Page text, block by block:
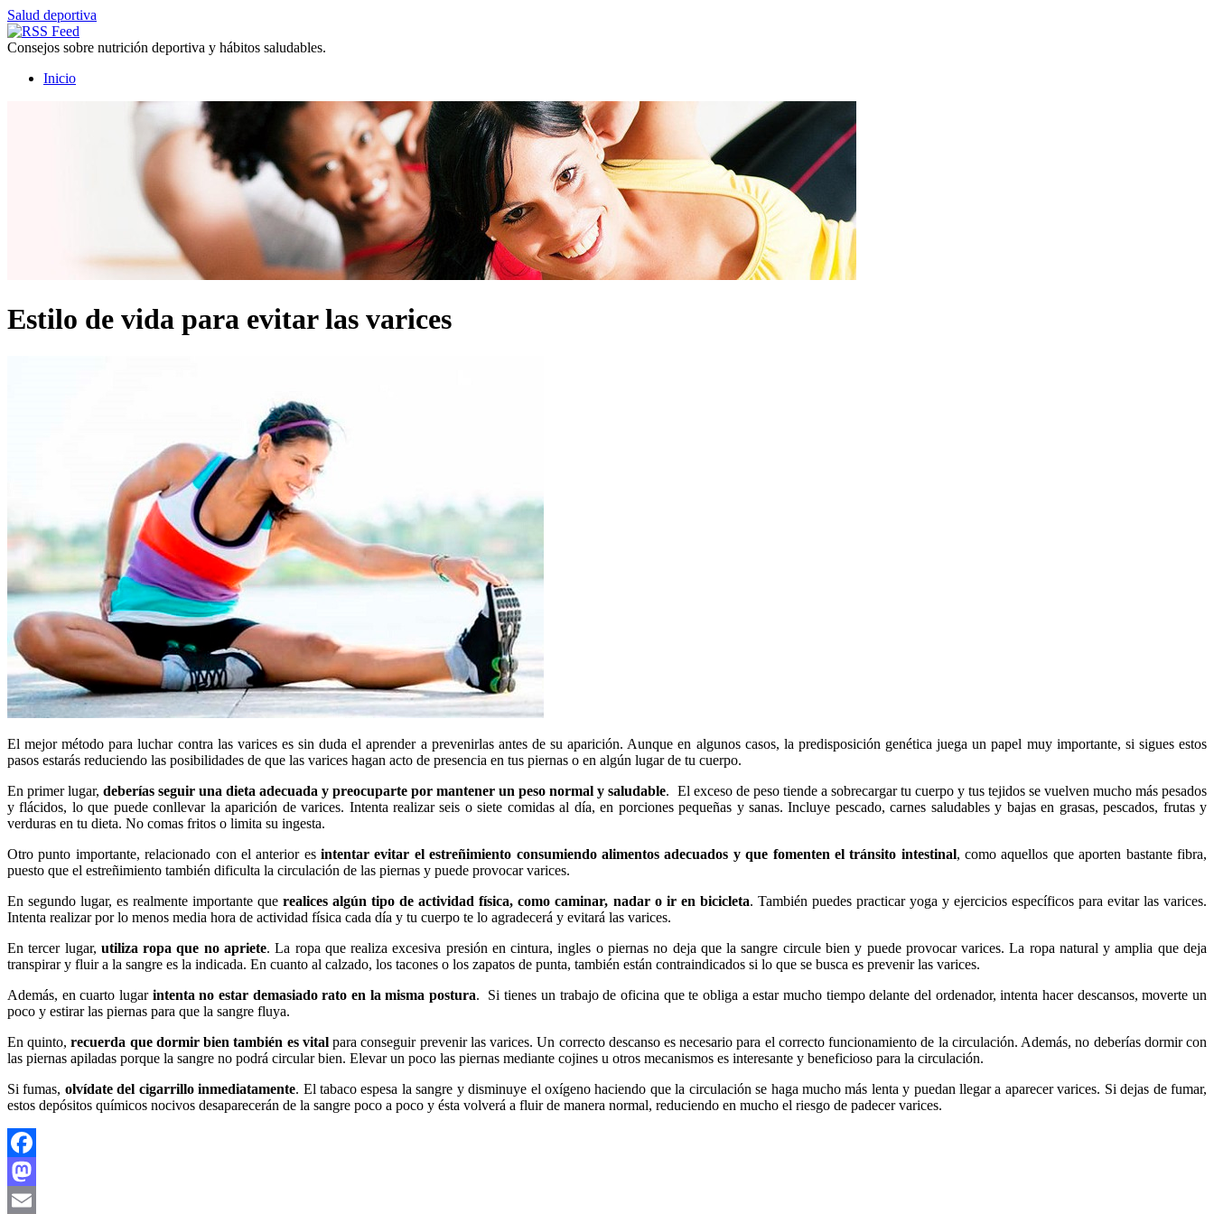
Salud deportiva
Consejos sobre nutrición deportiva y hábitos saludables.
Inicio
Estilo de vida para evitar las varices
El mejor método para luchar contra las varices es sin duda el aprender a prevenirlas antes de su aparición. Aunque en algunos casos, la predisposición genética juega un papel muy importante, si sigues estos
pasos estarás reduciendo las posibilidades de que las varices hagan acto de presencia en tus piernas o en algún lugar de tu cuerpo.
En primer lugar,deberías seguir una dieta adecuada y preocuparte por mantener un peso normal y saludable. El exceso de peso tiende a sobrecargar tu cuerpo y tus tejidos se vuelven mucho más pesados
y flácidos, lo que puede conllevar la aparición de varices. Intenta realizar seis o siete comidas al día, en porciones pequeñas y sanas. Incluye pescado, carnes saludables y bajas en grasas, pescados, frutas y
verduras en tu dieta. No comas fritos o limita su ingesta.
Otro punto importante, relacionado con el anterior esintentar evitar el estreñimiento consumiendo alimentos adecuados y que fomenten el tránsito intestinal, como aquellos que aporten bastante fibra,
puesto que el estreñimiento también dificulta la circulación de las piernas y puede provocar varices.
En segundo lugar, es realmente importante querealices algún tipo de actividad física, como caminar, nadar o ir en bicicleta. También puedes practicar yoga y ejercicios específicos para evitar las varices.
Intenta realizar por lo menos media hora de actividad física cada día y tu cuerpo te lo agradecerá y evitará las varices.
En tercer lugar, utiliza ropa que no apriete. La ropa que realiza excesiva presión en cintura, ingles o piernas no deja que la sangre circule bien y puede provocar varices. La ropa natural y amplia que deja
transpirar y fluir a la sangre es la indicada. En cuanto al calzado, los tacones o los zapatos de punta, también están contraindicados si lo que se busca es prevenir las varices.
Además, en cuarto lugar intenta no estar demasiado rato en la misma postura. Si tienes un trabajo de oficina que te obliga a estar mucho tiempo delante del ordenador, intenta hacer descansos, moverte un
poco y estirar las piernas para que la sangre fluya.
En quinto,recuerda que dormir bien también es vitalpara conseguir prevenir las varices. Un correcto descanso es necesario para el correcto funcionamiento de la circulación. Además, no deberías dormir con
las piernas apiladas porque la sangre no podrá circular bien. Elevar un poco las piernas mediante cojines u otros mecanismos es interesante y beneficioso para la circulación.
Si fumas, olvídate del cigarrillo inmediatamente. El tabaco espesa la sangre y disminuye el oxígeno haciendo que la circulación se haga mucho más lenta y puedan llegar a aparecer varices. Si dejas de fumar,
estos depósitos químicos nocivos desaparecerán de la sangre poco a poco y ésta volverá a fluir de manera normal, reduciendo en mucho el riesgo de padecer varices.
Facebook
Mastodon